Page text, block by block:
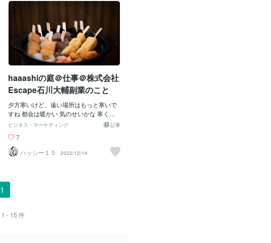
ました！ みんなが休んでるときも気にし
そう見えるのか.... 自分の人生でも雨の日
と別れた 友達と喧嘩した 呑んで帰る道
などなど、なんかもの寂しい感じだな 今
日も名曲が生まれることの祈る！！ 副業
株式会社Escape石川大輔検証報告 ・1日
目→０円（セットアップ・説明のみ） ・
２日目→4600円 ・３日目→5120円 ・４
日目→5500円 ・５日目→6100円 ・６日
目→5680円 ・７日目→5690円 ・８日目
→6200円 ・９日目→5480円
haaashiの庭＠仕事＠株式会社
Escape石川大輔副業のこと
夕方寒いけど、遠い場所はもっと寒いで
すね 都会は暖かい 気のせいかな 寒くな
ると食べたくなるのが、おでん でも家で
人だし みんなで食べれたらいいのにね～
コタツにでも入って 今季の流行りはY2K
です ２０００年ごろのファッションの短
きました 若者が着たら、新しく見える
って 味が出てていい感じ 私的にはアグが
記事
ビジネス・マーケティング
7
ハッシー１５
2022/12/14
1
1 - 15 件